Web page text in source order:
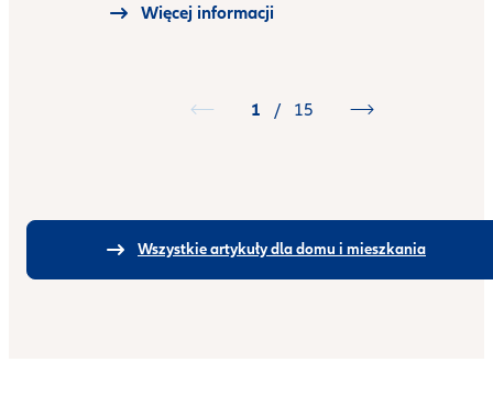
Więcej informacji
1 / 15
Wszystkie artykuły dla domu i mieszkania